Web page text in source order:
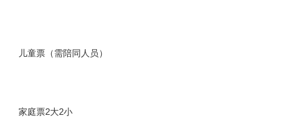
儿童票（需陪同人员）
家庭票2大2小